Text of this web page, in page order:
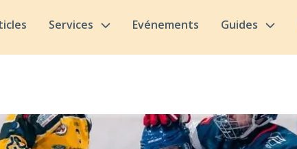
Services Evénements Guides